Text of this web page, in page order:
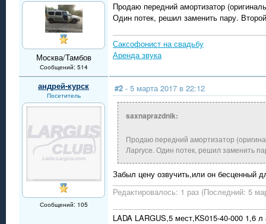
Москва/Тамбов
Сообщений: 514
Продаю передний амортизатор
Один потек, решил заменить пару.
Саксофонист на свадьбу
Аренда звука
андрей-курск
Посетитель
Сообщений: 105
#2 - 5 марта 2017 в 22:12
saxnaprazdnik:
Продаю передний амортизатор
Ларгусе. Один потек, решил заменить
Забыл цену озвучить,или он бесценный
Редактировалось: 1 раз (Последний: 5
LADA LARGUS,5 мест,KS015-40-000 1,6